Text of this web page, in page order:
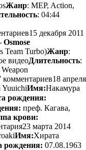
Жанр: MEP, Action,
: 04:44
декабря 2011
Team Turbo)Жанр:
видеоДлительность:
Имя:Накамура
рождения:
преф. Кагава,
крови:
марта 2014
Имя:Хирата
рождения: 07.08.1963